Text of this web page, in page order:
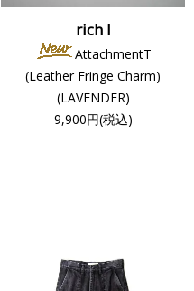
rich I
AttachmentT
(Leather Fringe Charm)
(LAVENDER)
9,900円(税込)